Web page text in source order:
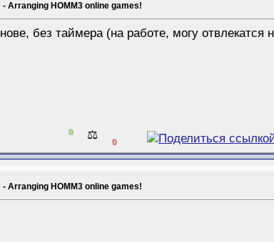
Arranging HOMM3 online games!
без таймера (на работе, могу
0 ⚖️ 0
Arranging HOMM3 online games!